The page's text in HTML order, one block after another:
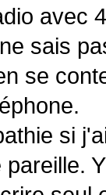
avec
sais
se
si